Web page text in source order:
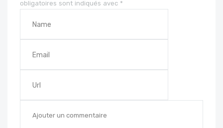
obligatoires sont indiqués avec *